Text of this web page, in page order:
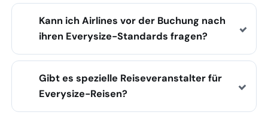
Kann ich Airlines vor der Buchung nach
ihren Everysize-Standards fragen?
Gibt es spezielle Reiseveranstalter für
Everysize-Reisen?